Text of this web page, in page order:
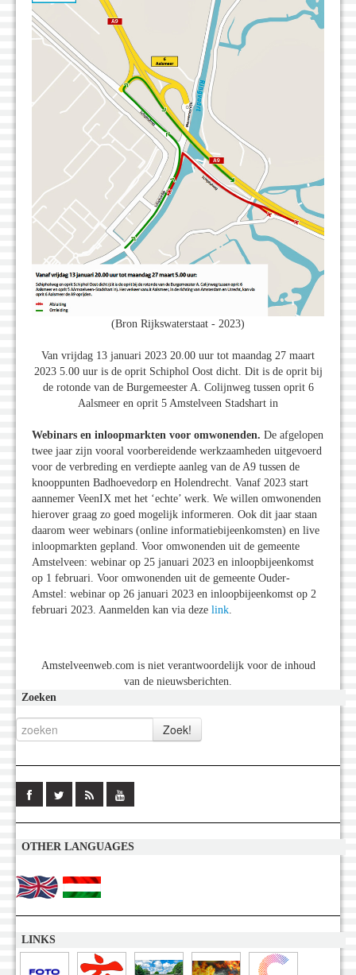
(Bron Rijkswaterstaat - 2023)
Van vrijdag 13 januari 2023 20.00 uur tot maandag 27 maart
2023 5.00 uur is de oprit Schiphol Oost dicht. Dit is de oprit bij
de rotonde van de Burgemeester A. Colijnweg tussen oprit 6
Aalsmeer en oprit 5 Amstelveen Stadshart in
Webinars en inloopmarkten voor omwonenden. De afgelopen
twee jaar zijn vooral voorbereidende werkzaamheden uitgevoerd
voor de verbreding en verdiepte aanleg van de A9 tussen de
knooppunten Badhoevedorp en Holendrecht. Vanaf 2023 start
aannemer VeenIX met het ‘echte’ werk. We willen omwonenden
hierover graag zo goed mogelijk informeren. Ook dit jaar staan
daarom weer webinars (online informatiebijeenkomsten) en live
inloopmarkten gepland. Voor omwonenden uit de gemeente
Amstelveen: webinar op 25 januari 2023 en inloopbijeenkomst
op 1 februari. Voor omwonenden uit de gemeente Ouder-
Amstel: webinar op 26 januari 2023 en inloopbijeenkomst op 2
februari 2023. Aanmelden kan via deze link
Amstelveenweb.com is niet verantwoordelijk voor de inhoud
van de nieuwsberichten.
Zoeken
OTHER LANGUAGES
LINKS